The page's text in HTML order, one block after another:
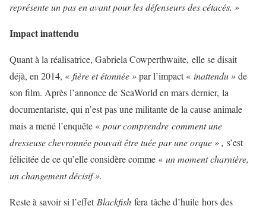
représente un pas en avant pour les défenseurs des cétacés. »
Impact inattendu
Quant à la réalisatrice, Gabriela Cowperthwaite, elle se disait
déjà, en 2014, « fière et étonnée »par l’impact « inattendu »de
son film. Après l’annonce de SeaWorld en mars dernier, la
documentariste, qui n’est pas une militante de la cause animale
mais a mené l’enquête « pour comprendre comment une
dresseuse chevronnée pouvait être tuée par une orque » , s’est
félicitée de ce qu’elle considère comme « un moment charnière,
un changement décisif ».
Reste à savoir si l’effet Blackfish fera tâche d’huile hors des